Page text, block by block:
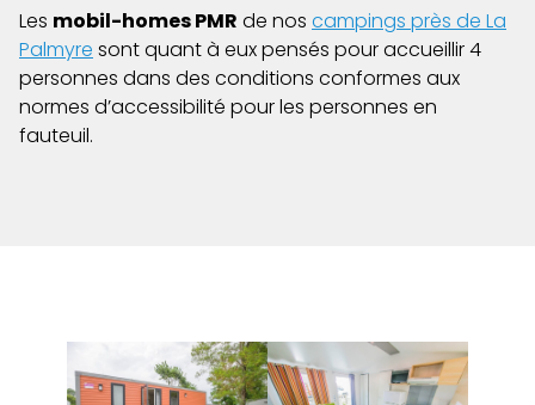
Les mobil-homes PMR de nos campings près de La
Palmyre sont quant à eux pensés pour accueillir 4
personnes dans des conditions conformes aux
normes d’accessibilité pour les personnes en
fauteuil.